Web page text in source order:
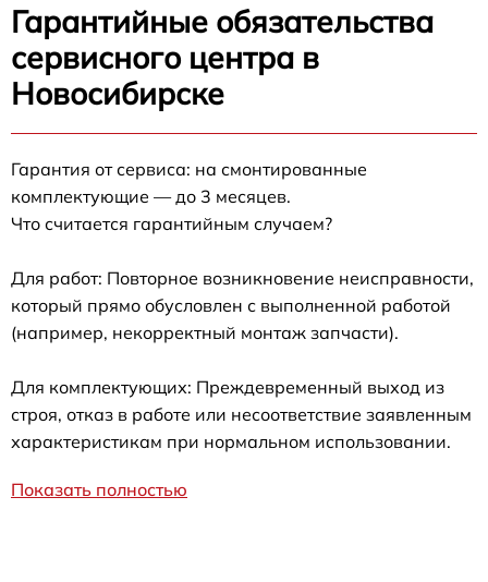
Гарантийные обязательства
сервисного центра в
Новосибирске
Гарантия от сервиса: на смонтированные
комплектующие — до 3 месяцев.
Что считается гарантийным случаем?
Для работ: Повторное возникновение неисправности,
который прямо обусловлен с выполненной работой
(например, некорректный монтаж запчасти).
Для комплектующих: Преждевременный выход из
строя, отказ в работе или несоответствие заявленным
характеристикам при нормальном использовании.
Показать полностью